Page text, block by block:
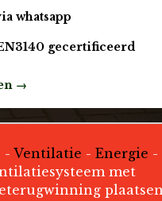
whatsapp
gecertificeerd
→
- Ventilatie - Energie -
met
plaatsen